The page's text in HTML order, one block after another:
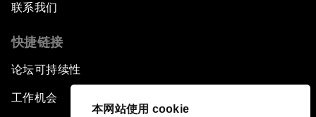
本网站使用 cookie
联系我们
快捷链接
论坛可持续性
工作机会